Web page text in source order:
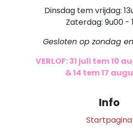
Dinsdag tem vrijdag:
Zaterdag: 9u00 -
Gesloten op zondag
VERLOF: 31 juli tem 10
& 14 tem 17
Info
Startpagina